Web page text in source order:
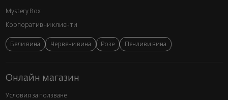
Mystery Box
Корпоративни клиенти
Бели вина Червени вина Розе Пенливи вина
Онлайн магазин
Условия за ползване